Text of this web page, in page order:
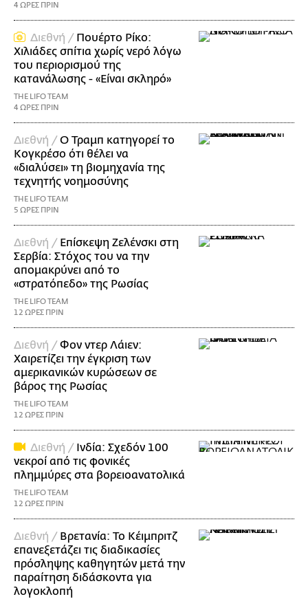
4 ΩΡΕΣ ΠΡΙΝ
Διεθνή / Πουέρτο Ρίκο:
Χιλιάδες σπίτια χωρίς νερό λόγω
του περιορισμού της
κατανάλωσης - «Είναι σκληρό»
THE LIFO TEAM
4 ΩΡΕΣ ΠΡΙΝ
Διεθνή / Ο Τραμπ κατηγορεί το
Κογκρέσο ότι θέλει να
«διαλύσει» τη βιομηχανία της
τεχνητής νοημοσύνης
THE LIFO TEAM
5 ΩΡΕΣ ΠΡΙΝ
Διεθνή / Επίσκεψη Ζελένσκι στη
Σερβία: Στόχος του να την
απομακρύνει από το
«στρατόπεδο» της Ρωσίας
THE LIFO TEAM
12 ΩΡΕΣ ΠΡΙΝ
Διεθνή / Φον ντερ Λάιεν:
Χαιρετίζει την έγκριση των
αμερικανικών κυρώσεων σε
βάρος της Ρωσίας
THE LIFO TEAM
12 ΩΡΕΣ ΠΡΙΝ
Διεθνή / Ινδία: Σχεδόν 100
νεκροί από τις φονικές
πλημμύρες στα βορειοανατολικά
THE LIFO TEAM
12 ΩΡΕΣ ΠΡΙΝ
Διεθνή / Βρετανία: Το Κέιμπριτζ
επανεξετάζει τις διαδικασίες
πρόσληψης καθηγητών μετά την
παραίτηση διδάσκοντα για
λογοκλοπή